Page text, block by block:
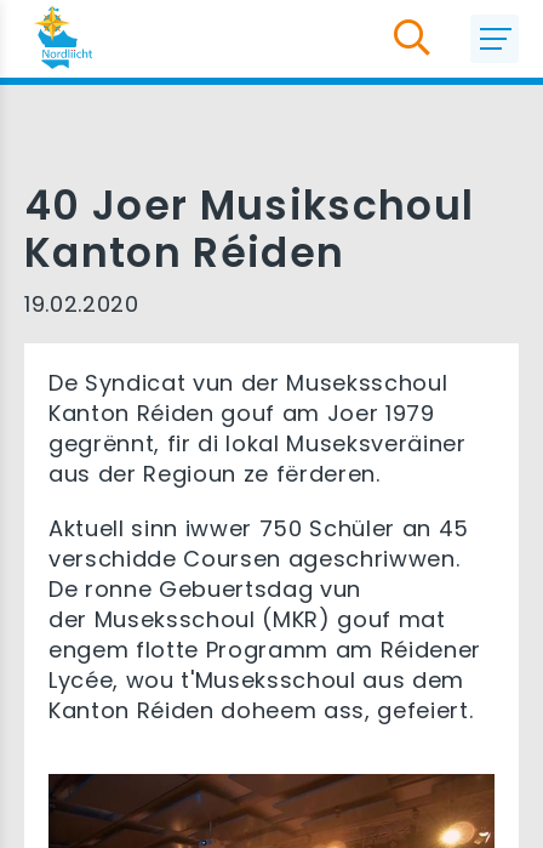
40 Joer Musikschoul
Kanton Réiden
19.02.2020
De Syndicat vun der Museksschoul
Kanton Réiden gouf am Joer 1979
gegrënnt, fir di lokal Museksveräiner
aus der Regioun ze fërderen.
Aktuell sinn iwwer 750 Schüler an 45
verschidde Coursen ageschriwwen.
De ronne Gebuertsdag vun
der Museksschoul (MKR) gouf mat
engem flotte Programm am Réidener
Lycée, wou t'Museksschoul aus dem
Kanton Réiden doheem ass, gefeiert.